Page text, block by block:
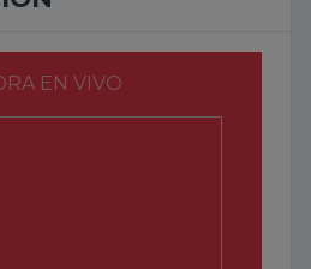
EN VIVO